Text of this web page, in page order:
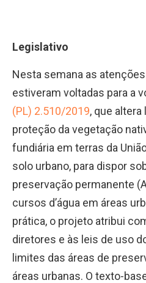
Legislativo
Nesta semana as
estiveram voltadas para a
(PL) 2.510/2019, que
proteção da vegetação
fundiária em terras da
solo urbano, para dispor
preservação permanente
cursos d’água em áreas
prática, o projeto atribui
diretores e às leis de uso
limites das áreas de
áreas urbanas. O texto-